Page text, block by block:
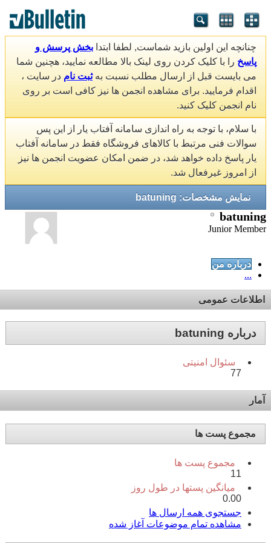
چنانچه این اولین بازید شماست, لطفا ابتدا بخش پرسش و
پاسخ را با کلیک کردن روی لینک بالا مطالعه نمایید، هچنین شما
می بایست قبل از ارسال مطلب نسبت بهثبت نام در سایت ،
اقدام فرمایید. برای مشاهده انجمن ها نیز کافی است بر روی
نام انجمن کلیک کنید.
با سلام، با توجه به راه اندازی سامانه آفتاب یار از این پس
سوالات فنی مرتبط با کالاهای فروشگاه فقط در سامانه آفتاب
یار پاسخ داده خواهد شد، در ضمن امکان عضویت انجمن ها نیز
از امروز غیرفعال شد.
نمایش مشخصات: batuning
batuning
Junior Member
درباره من
...
اطلاعات عمومی
درباره batuning
سئوال امنیتی
77
آمار
مجموع پست ها
مجموع پست ها
11
میانگین پستها در طول روز
0.00
جستجوی همه ارسال ها
مشاهده تمام موضوعات آغاز شده